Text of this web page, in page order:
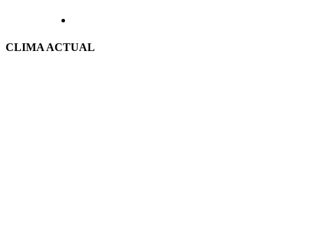
CLIMA ACTUAL